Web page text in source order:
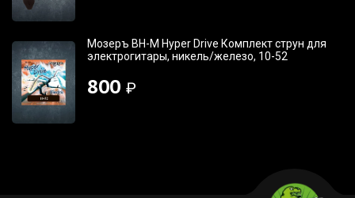
Мозеръ BH-M Hyper Drive Комплект струн для
электрогитары, никель/железо, 10-52
800 ₽